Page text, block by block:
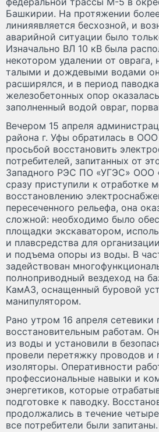
Башкирии. На протяжении
линияявляется бесхозной, и
аварийной ситуации было
Изначально ВЛ 10 кВ была
некотором удалении от оврага,
талыми и дождевыми водами
расширялся, и в период
железобетонных опор
заполненный водой овраг,
Вечером 15 апреля
района г. Уфы обратилась в
просьбой восстановить
потребителей, запитанных от
Западного РЭС ПО «УГЭС» ООО
сразу приступили к отработке
восстановлению
пересеченного рельефа, она
сложной: необходимо было
площадки экскаватором,
и плавсредства для
и подъема опоры из воды. В
задействован
полноприводный вездеход на
КамАЗ, оснащенный буровой
манипулятором.
Рано утром 16 апреля сетевики
восстановительным работам.
из воды и установили в
провели перетяжку проводов и
изоляторы. Оперативности
профессиональные навыки и
энергетиков, которые
подготовке к паводку.
продолжались в течение
все потребители были запитаны.